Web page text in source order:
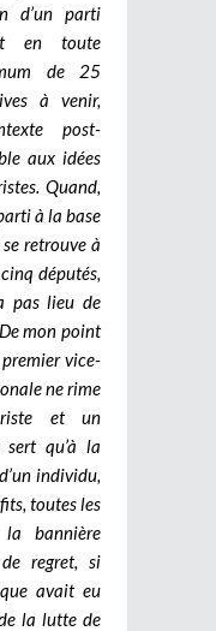
d’un parti
en toute
de 25
à venir,
post-
aux idées
Quand,
à la base
retrouve à
députés,
pas lieu de
De mon point
vice-
ne rime
et un
qu’à la
individu,
toutes les
la bannière
de regret, si
avait eu
la lutte de